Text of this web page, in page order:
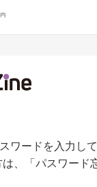
ワードを入力して
、「パスワード